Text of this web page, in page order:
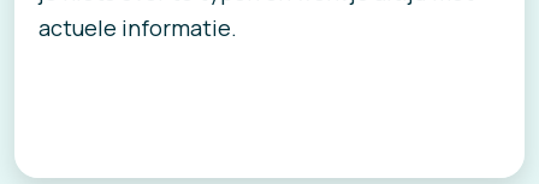
actuele informatie.